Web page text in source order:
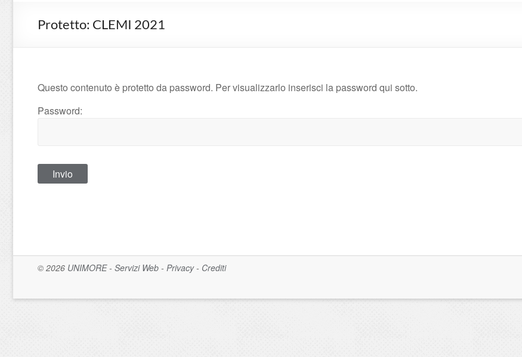
Protetto: CLEMI 2021
Questo contenuto è protetto da password. Per visualizzarlo inserisci la password qui sotto.
Password:
© 2026 UNIMORE- Servizi Web - Privacy- Crediti